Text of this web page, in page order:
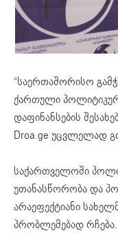
“საერთაშორისო
ქართული
დაფინანსების
Droa.ge უცვლელად
საქართველოში
უთანასწორობა და
არაეფექტიანი
პრობლემებად რჩება.